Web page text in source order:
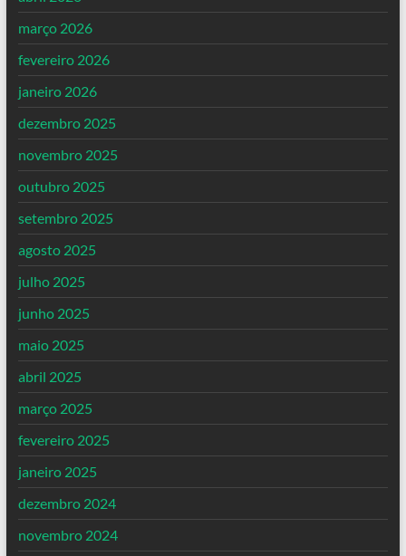
março 2026
fevereiro 2026
janeiro 2026
dezembro 2025
novembro 2025
outubro 2025
setembro 2025
agosto 2025
julho 2025
junho 2025
maio 2025
abril 2025
março 2025
fevereiro 2025
janeiro 2025
dezembro 2024
novembro 2024